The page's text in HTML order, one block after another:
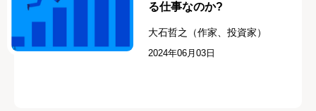
る仕事なのか?
大石哲之（作家、投資家）
2024年06月03日